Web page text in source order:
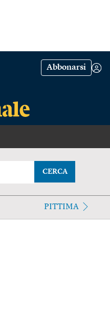
Abbonarsi
CERCA
PITTIMA